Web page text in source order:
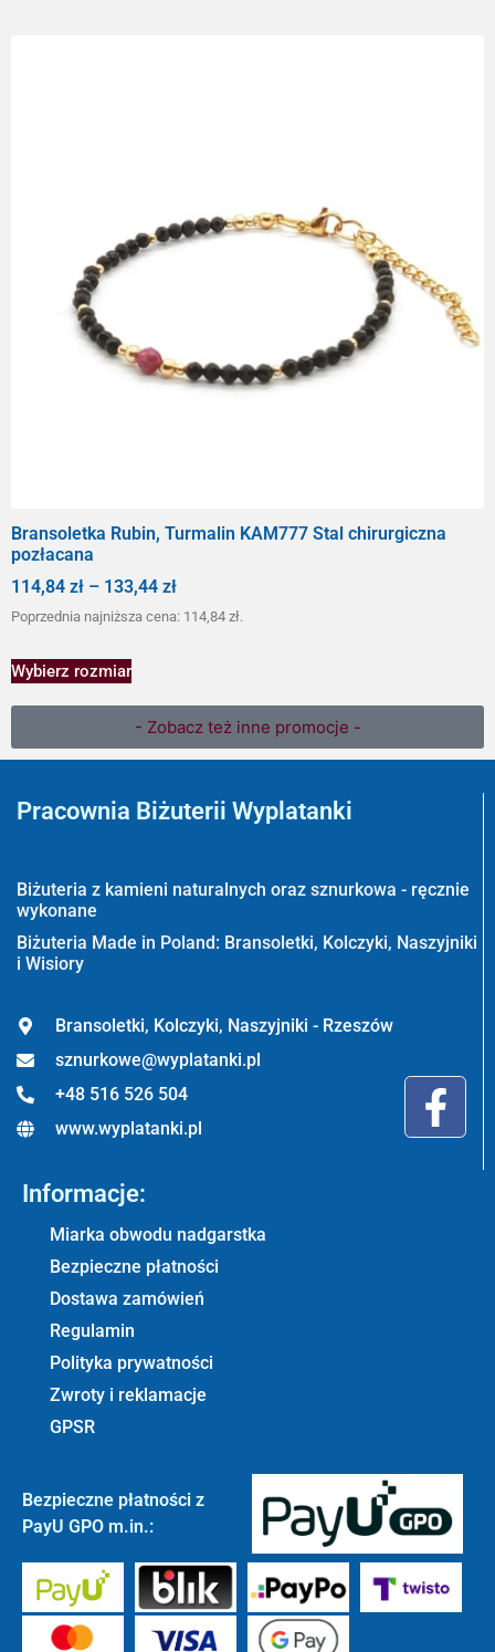
Bransoletka Rubin, Turmalin KAM777 Stal chirurgiczna
pozłacana
114,84 zł – 133,44 zł
Poprzednia najniższa cena: 114,84 zł.
Wybierz rozmiar
- Zobacz też inne promocje -
Pracownia Biżuterii Wyplatanki
Biżuteria z kamieni naturalnych oraz sznurkowa - ręcznie
wykonane
Biżuteria Made in Poland: Bransoletki, Kolczyki, Naszyjniki
i Wisiory
Bransoletki, Kolczyki, Naszyjniki - Rzeszów
sznurkowe@wyplatanki.pl
+48 516 526 504
www.wyplatanki.pl
Informacje:
Miarka obwodu nadgarstka
Bezpieczne płatności
Dostawa zamówień
Regulamin
Polityka prywatności
Zwroty i reklamacje
GPSR
Bezpieczne płatności z
PayU GPO m.in.: